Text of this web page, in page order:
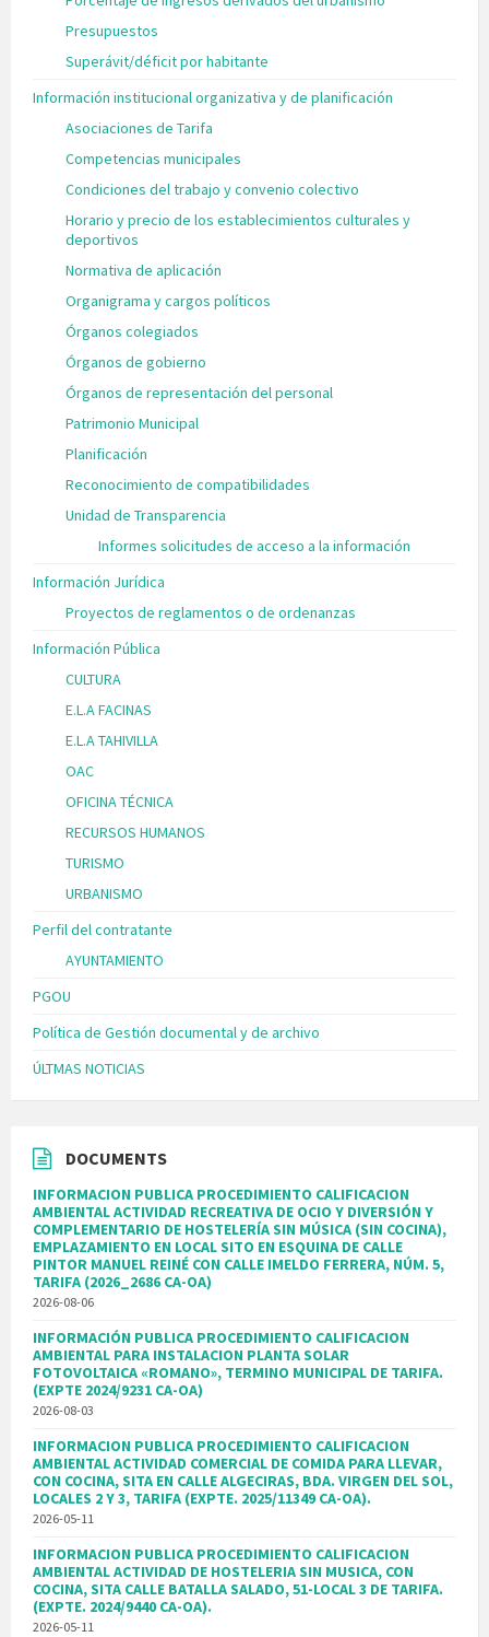
Presupuestos
Superávit/déficit por habitante
Información institucional organizativa y de planificación
Asociaciones de Tarifa
Competencias municipales
Condiciones del trabajo y convenio colectivo
Horario y precio de los establecimientos culturales y
deportivos
Normativa de aplicación
Organigrama y cargos políticos
Órganos colegiados
Órganos de gobierno
Órganos de representación del personal
Patrimonio Municipal
Planificación
Reconocimiento de compatibilidades
Unidad de Transparencia
Informes solicitudes de acceso a la información
Información Jurídica
Proyectos de reglamentos o de ordenanzas
Información Pública
CULTURA
E.L.A FACINAS
E.L.A TAHIVILLA
OAC
OFICINA TÉCNICA
RECURSOS HUMANOS
TURISMO
URBANISMO
Perfil del contratante
AYUNTAMIENTO
PGOU
Política de Gestión documental y de archivo
ÚLTMAS NOTICIAS
DOCUMENTS
INFORMACION PUBLICA PROCEDIMIENTO CALIFICACION
AMBIENTAL ACTIVIDAD RECREATIVA DE OCIO Y DIVERSIÓN Y
COMPLEMENTARIO DE HOSTELERÍA SIN MÚSICA (SIN COCINA),
EMPLAZAMIENTO EN LOCAL SITO EN ESQUINA DE CALLE
PINTOR MANUEL REINÉ CON CALLE IMELDO FERRERA, NÚM. 5,
TARIFA (2026_2686 CA-OA)
2026-08-06
INFORMACIÓN PUBLICA PROCEDIMIENTO CALIFICACION
AMBIENTAL PARA INSTALACION PLANTA SOLAR
FOTOVOLTAICA «ROMANO», TERMINO MUNICIPAL DE TARIFA.
(EXPTE 2024/9231 CA-OA)
2026-08-03
INFORMACION PUBLICA PROCEDIMIENTO CALIFICACION
AMBIENTAL ACTIVIDAD COMERCIAL DE COMIDA PARA LLEVAR,
CON COCINA, SITA EN CALLE ALGECIRAS, BDA. VIRGEN DEL SOL,
LOCALES 2 Y 3, TARIFA (EXPTE. 2025/11349 CA-OA).
2026-05-11
INFORMACION PUBLICA PROCEDIMIENTO CALIFICACION
AMBIENTAL ACTIVIDAD DE HOSTELERIA SIN MUSICA, CON
COCINA, SITA CALLE BATALLA SALADO, 51-LOCAL 3 DE TARIFA.
(EXPTE. 2024/9440 CA-OA).
2026-05-11